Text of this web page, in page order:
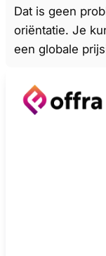
Dat is geen
oriëntatie. Je
een globale